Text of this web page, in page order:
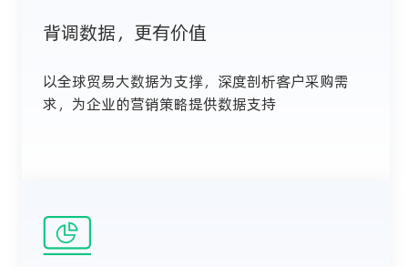
背调数据，更有价值
以全球贸易大数据为支撑，深度剖析客户采购需
求，为企业的营销策略提供数据支持